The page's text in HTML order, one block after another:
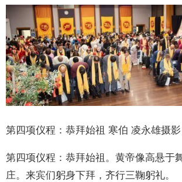
第四项仪程：恭拜始祖 寒伯 凌永雄摄影
第四项仪程：恭拜始祖。黄帝像高悬于
庄。来宾们躬身下拜，齐行三鞠躬礼。